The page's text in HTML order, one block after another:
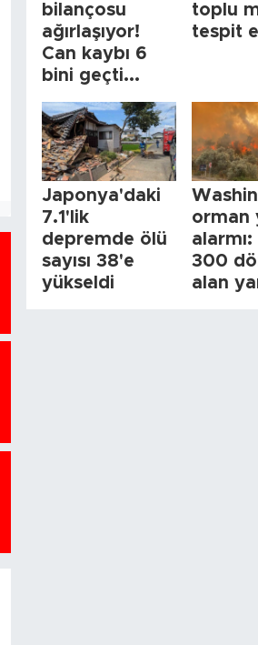
bilançosu
ağırlaşıyor!
Can kaybı 6
bini geçti...
toplu
tespit
Japonya'daki
7.1'lik
depremde ölü
sayısı 38'e
yükseldi
orman
300
alan